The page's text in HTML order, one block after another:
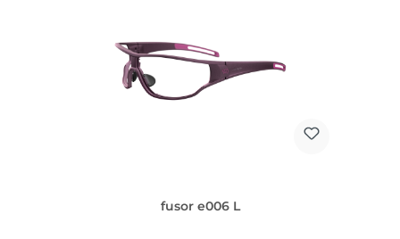
fusor e006 L